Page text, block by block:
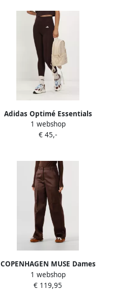
Adidas Optimé Essentials
Lange Legging met Zakje
1 webshop
€ 45,-
COPENHAGEN MUSE Dames
Broeken Cmshine-pants
Bruin
1 webshop
€ 119,95